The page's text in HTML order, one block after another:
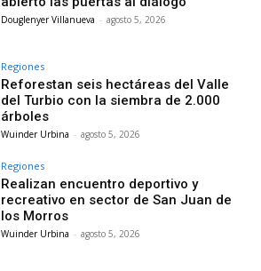
Douglenyer Villanueva - agosto 5, 2026
Regiones
Reforestan seis hectáreas del Valle
del Turbio con la siembra de 2.000
árboles
Wuinder Urbina - agosto 5, 2026
Regiones
Realizan encuentro deportivo y
recreativo en sector de San Juan de
los Morros
Wuinder Urbina - agosto 5, 2026